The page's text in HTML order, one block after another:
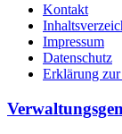
Kontakt
Impressum
Datenschutz
Erklärung